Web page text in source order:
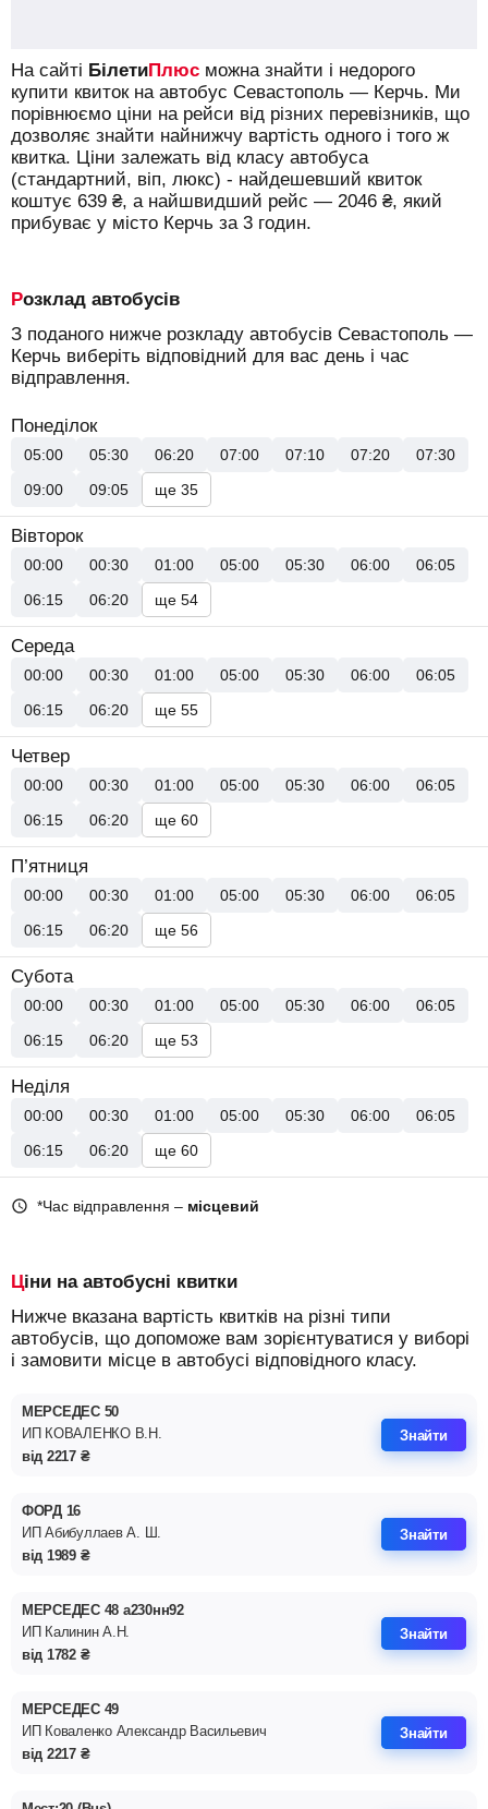
На сайті БілетиПлюс можна знайти і недорого
купити квиток на автобус Севастополь — Керчь. Ми
порівнюємо ціни на рейси від різних перевізників, що
дозволяє знайти найнижчу вартість одного і того ж
квитка. Ціни залежать від класу автобуса
(стандартний, віп, люкс) - найдешевший квиток
коштує 639 ₴, а найшвидший рейс — 2046 ₴, який
прибуває у місто Керчь за 3 годин.
Розклад автобусів
З поданого нижче розкладу автобусів Севастополь —
Керчь виберіть відповідний для вас день і час
відправлення.
Понеділок
05:00 05:30 06:20 07:00 07:10 07:20
07:30
09:00
09:05 ще 35
Вівторок
00:00 00:30 01:00 05:00 05:30 06:00
06:05
06:15
06:20 ще 54
Середа
00:00 00:30 01:00 05:00 05:30 06:00
06:05
06:15
06:20 ще 55
Четвер
00:00 00:30 01:00 05:00 05:30 06:00
06:05
06:15
06:20 ще 60
П’ятниця
00:00 00:30 01:00 05:00 05:30 06:00
06:05
06:15
06:20 ще 56
Субота
00:00 00:30 01:00 05:00 05:30 06:00
06:05
06:15
06:20 ще 53
Неділя
00:00 00:30 01:00 05:00 05:30 06:00
06:05
06:15
06:20 ще 60
*Час відправлення – місцевий
Ціни на автобусні квитки
Нижче вказана вартість квитків на різні типи
автобусів, що допоможе вам зорієнтуватися у виборі
і замовити місце в автобусі відповідного класу.
МЕРСЕДЕС 50
ИП КОВАЛЕНКО В.Н.
від 2217 ₴
Знайти
ФОРД 16
ИП Абибуллаев А. Ш.
від 1989 ₴
Знайти
МЕРСЕДЕС 48 а230нн92
ИП Калинин А.Н.
від 1782 ₴
Знайти
МЕРСЕДЕС 49
ИП Коваленко Александр Васильевич
від 2217 ₴
Знайти